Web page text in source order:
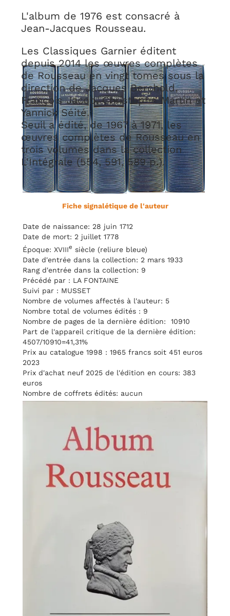
L'album de 1976 est consacré à
Jean-Jacques Rousseau.
Les Classiques Garnier éditent
depuis 2014 les œuvres complètes
de Rousseau en vingt tomes sous la
direction de Jacques Berchold,
François Jacob, Christophe Martin et
Yannick Séité.
Seuil a édité, de 1967 à 1971, les
œuvres complètes de Rousseau en
trois volumes dans la collection
L'Intégrale (554, 591, 589 p.).
Fiche signalétique de l'auteur
Date de naissance: 28 juin 1712
Date de mort: 2 juillet 1778
Époque: XVIIIe siècle (reliure bleue)
Date d'entrée dans la collection: 2 mars 1933
Rang d'entrée dans la collection: 9
Précédé par : LA FONTAINE
Suivi par : MUSSET
Nombre de volumes affectés à l'auteur: 5
Nombre total de volumes édités : 9
Nombre de pages de la dernière édition: 10910
Part de l'appareil critique de la dernière édition:
4507/10910=41,31%
Prix au catalogue 1998 : 1965 francs soit 451 euros
2023
Prix d'achat neuf 2025 de l'édition en cours: 383
euros
Nombre de coffrets édités: aucun